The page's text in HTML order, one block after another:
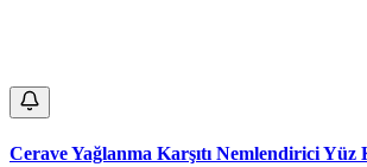
Cerave Yağlanma Karşıtı Nemlendirici